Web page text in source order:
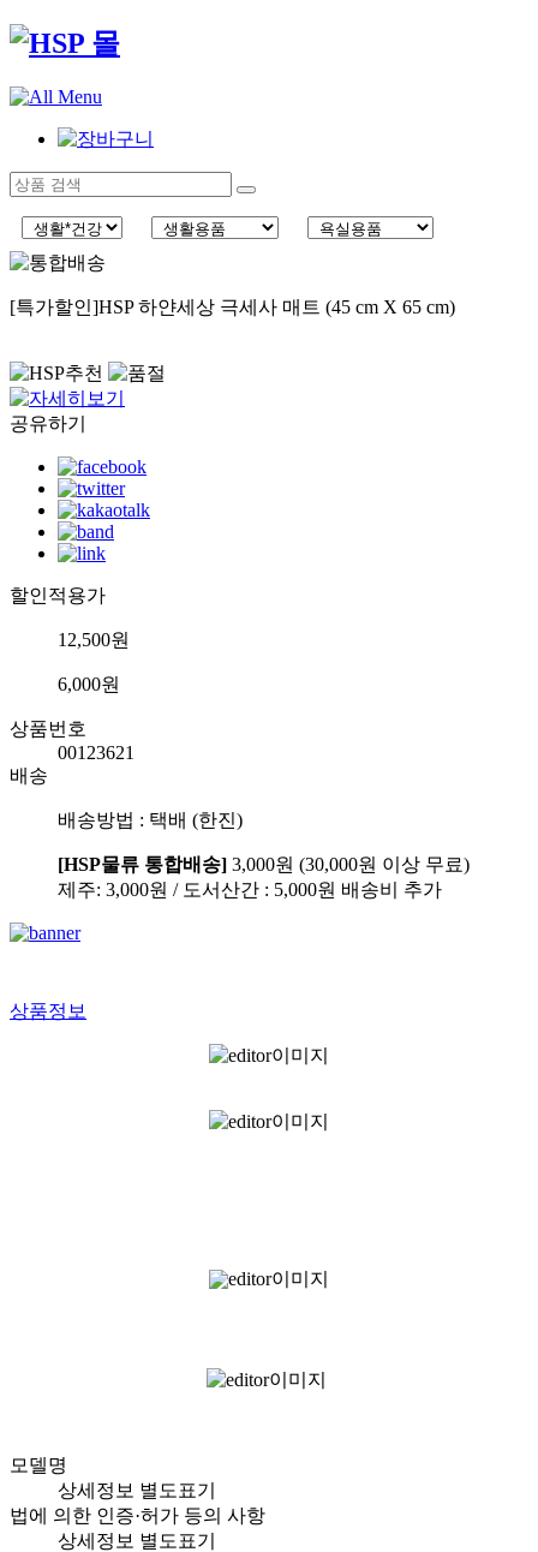
[특가할인]HSP 하얀세상 극세사 매트 (45 cm X 65 cm)
공유하기
할인적용가
12,500원
6,000원
상품번호
00123621
배송
배송방법 : 택배 (한진)
[HSP물류 통합배송] 3,000원 (30,000원 이상 무료)
제주: 3,000원 / 도서산간 : 5,000원 배송비 추가
상품정보
모델명
상세정보 별도표기
법에 의한 인증·허가 등의 사항
상세정보 별도표기